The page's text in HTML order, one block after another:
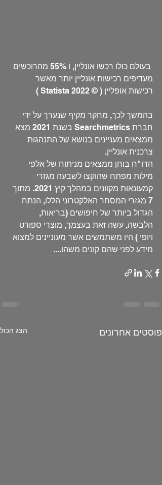
בעולם כולו רכשו אונליין, ו 55% מהרוכשים
מעדיפים רכישות אונליין יותר מאשר
רכישות אופליין ( © Statista 2022 )
בהמשך לכך, מחקר מקיף שנערך על ידי
חברת Searchmetrics בשנת 2021 מצא
ממצאים מעניינים בנושא של התנהגות
צרכנית אונליין.
הדו"ח בוחן ממצאים מניתוח של אלפי
מילות מפתח שהוקצו לשבעה מגזרי
קמעונאות מקוונים במהלך קיץ 2021. מתוך
7 מגזרי המסחר האלקטרוני הללו, הנתח
הגדול ביותר של חיפושים (בריאות,
הלבשה, עשה זאת בעצמך, מוצרי ספורט
ויופי ) היו משתמשים אשר מעוניינים למצוא
מידע לפני שהם קונים משהו....
פוסטים אחרונים הצג הכול